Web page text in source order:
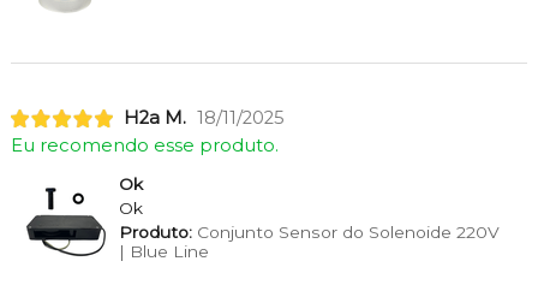
H2a M. 18/11/2025
Eu recomendo esse produto.
Ok
Ok
Produto:Conjunto Sensor do Solenoide 220V
| Blue Line